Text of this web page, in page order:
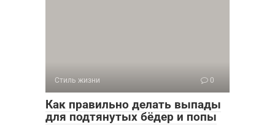
Стиль жизни 0
Как правильно делать выпады
для подтянутых бёдер и попы